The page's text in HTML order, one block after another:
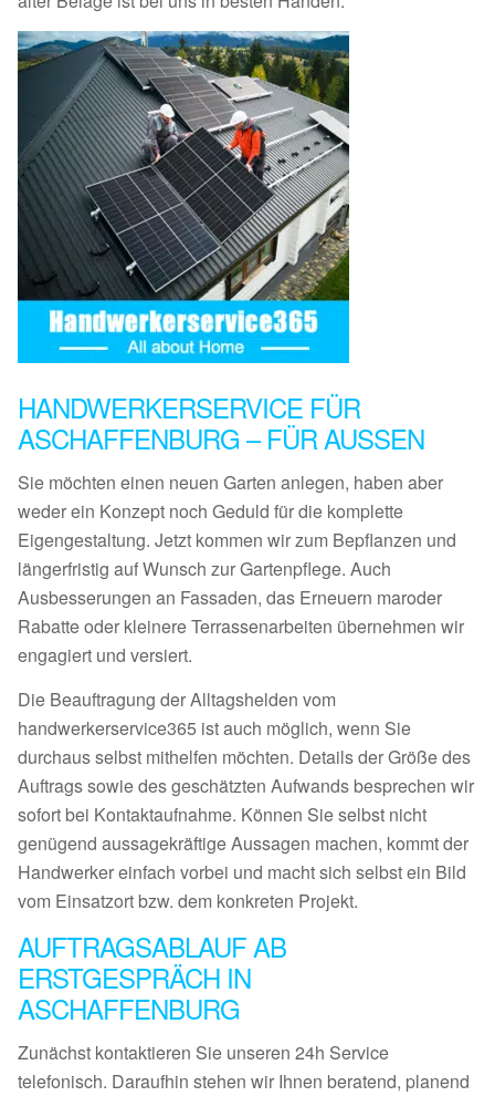
HANDWERKERSERVICE FÜR
ASCHAFFENBURG – FÜR AUSSEN
Sie möchten einen neuen Garten anlegen, haben aber
weder ein Konzept noch Geduld für die komplette
Eigengestaltung. Jetzt kommen wir zum Bepflanzen und
längerfristig auf Wunsch zur Gartenpflege. Auch
Ausbesserungen an Fassaden, das Erneuern maroder
Rabatte oder kleinere Terrassenarbeiten übernehmen wir
engagiert und versiert.
Die Beauftragung der Alltagshelden vom
handwerkerservice365 ist auch möglich, wenn Sie
durchaus selbst mithelfen möchten. Details der Größe des
Auftrags sowie des geschätzten Aufwands besprechen wir
sofort bei Kontaktaufnahme. Können Sie selbst nicht
genügend aussagekräftige Aussagen machen, kommt der
Handwerker einfach vorbei und macht sich selbst ein Bild
vom Einsatzort bzw. dem konkreten Projekt.
AUFTRAGSABLAUF AB
ERSTGESPRÄCH IN
ASCHAFFENBURG
Zunächst kontaktieren Sie unseren 24h Service
telefonisch. Daraufhin stehen wir Ihnen beratend, planend